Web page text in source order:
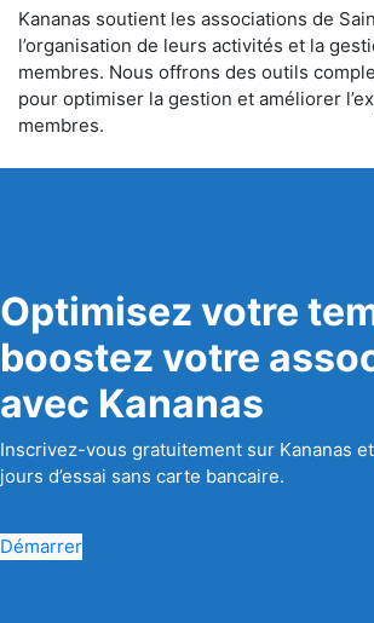
Kananas soutient les associations de
l’organisation de leurs activités et la
membres. Nous offrons des outils
pour optimiser la gestion et améliorer
membres.
Optimisez votre
boostez votre
avec Kananas
Inscrivez-vous gratuitement sur Kananas
jours d’essai sans carte bancaire.
Démarrer